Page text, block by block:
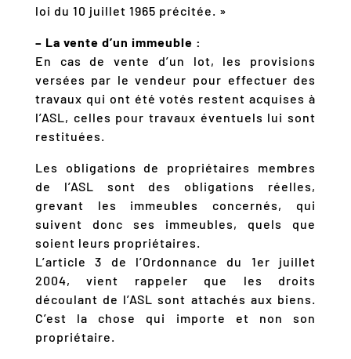
loi du 10 juillet 1965 précitée. »
– La vente d’un immeuble :
En cas de vente d’un lot, les provisions
versées par le vendeur pour effectuer des
travaux qui ont été votés restent acquises à
l’ASL, celles pour travaux éventuels lui sont
restituées.
Les obligations de propriétaires membres
de l’ASL sont des obligations réelles,
grevant les immeubles concernés, qui
suivent donc ses immeubles, quels que
soient leurs propriétaires.
L’article 3 de l’Ordonnance du 1er juillet
2004, vient rappeler que les droits
découlant de l’ASL sont attachés aux biens.
C’est la chose qui importe et non son
propriétaire.